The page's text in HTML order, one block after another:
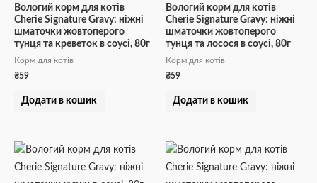
Вологий корм для котів
Cherie Signature Gravy: ніжні
шматочки жовтоперого
тунця та креветок в соусі, 80г
Корм для котів
₴59
Додати в кошик
Вологий корм для котів
Cherie Signature Gravy: ніжні
шматочки жовтоперого
тунця та лосося в соусі, 80г
Корм для котів
₴59
Додати в кошик